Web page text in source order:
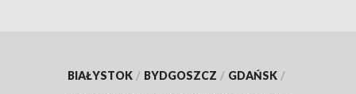
BIAŁYSTOK / BYDGOSZCZ / GDAŃSK /